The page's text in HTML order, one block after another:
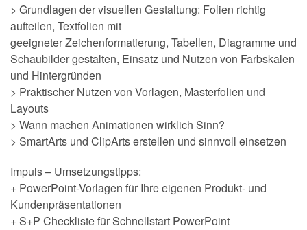
> Grundlagen der visuellen Gestaltung: Folien richtig
aufteilen, Textfolien mit
geeigneter Zeichenformatierung, Tabellen, Diagramme und
Schaubilder gestalten, Einsatz und Nutzen von Farbskalen
und Hintergründen
> Praktischer Nutzen von Vorlagen, Masterfolien und
Layouts
> Wann machen Animationen wirklich Sinn?
> SmartArts und ClipArts erstellen und sinnvoll einsetzen
Impuls – Umsetzungstipps:
+ PowerPoint-Vorlagen für Ihre eigenen Produkt- und
Kundenpräsentationen
+ S+P Checkliste für Schnellstart PowerPoint